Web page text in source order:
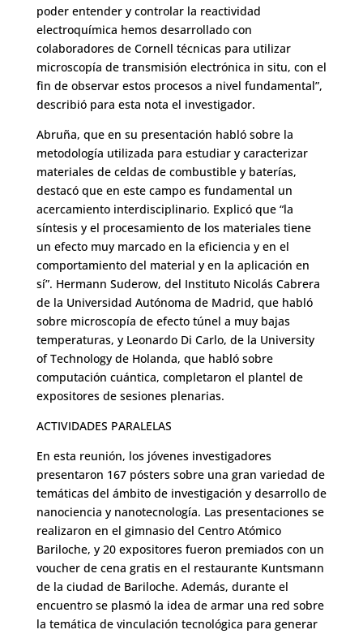
poder entender y controlar la reactividad
electroquímica hemos desarrollado con
colaboradores de Cornell técnicas para utilizar
microscopía de transmisión electrónica in situ, con el
fin de observar estos procesos a nivel fundamental”,
describió para esta nota el investigador.
Abruña, que en su presentación habló sobre la
metodología utilizada para estudiar y caracterizar
materiales de celdas de combustible y baterías,
destacó que en este campo es fundamental un
acercamiento interdisciplinario. Explicó que “la
síntesis y el procesamiento de los materiales tiene
un efecto muy marcado en la eficiencia y en el
comportamiento del material y en la aplicación en
sí”. Hermann Suderow, del Instituto Nicolás Cabrera
de la Universidad Autónoma de Madrid, que habló
sobre microscopía de efecto túnel a muy bajas
temperaturas, y Leonardo Di Carlo, de la University
of Technology de Holanda, que habló sobre
computación cuántica, completaron el plantel de
expositores de sesiones plenarias.
ACTIVIDADES PARALELAS
En esta reunión, los jóvenes investigadores
presentaron 167 pósters sobre una gran variedad de
temáticas del ámbito de investigación y desarrollo de
nanociencia y nanotecnología. Las presentaciones se
realizaron en el gimnasio del Centro Atómico
Bariloche, y 20 expositores fueron premiados con un
voucher de cena gratis en el restaurante Kuntsmann
de la ciudad de Bariloche. Además, durante el
encuentro se plasmó la idea de armar una red sobre
la temática de vinculación tecnológica para generar